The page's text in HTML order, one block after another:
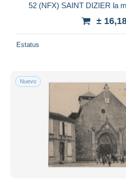
Maestro
Residencia del vendedor
Aplicar
52 (NFX) SAINT DIZIER la
±
Estatus
Nuevo